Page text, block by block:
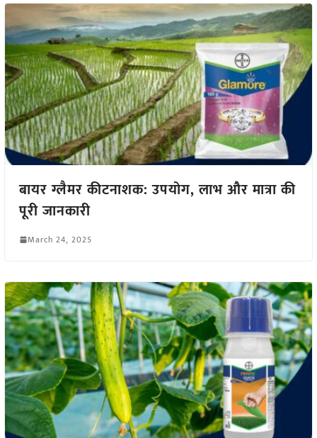
बायर ग्लैमर कीटनाशक: उपयोग, लाभ और मात्रा की
पूरी जानकारी
March 24, 2025